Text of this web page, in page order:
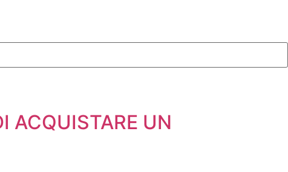
ACQUISTARE UN